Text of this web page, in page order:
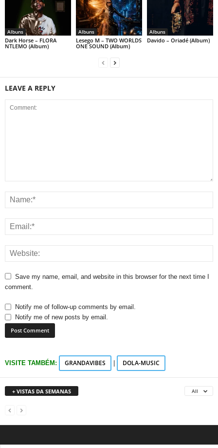
Albuns
Dark Horse – FLORA
NTLEMO (Album)
Albuns
Lesego M – TWO WORLDS
ONE SOUND (Album)
Albuns
Davido – Oriadé (Album)
LEAVE A REPLY
Save my name, email, and website in this browser for the next time I
comment.
Notify me of follow-up comments by email.
Notify me of new posts by email.
VISITE TAMBÉM: GRANDAVIBES DOLA-MUSIC
+ VISTAS DA SEMANAS All